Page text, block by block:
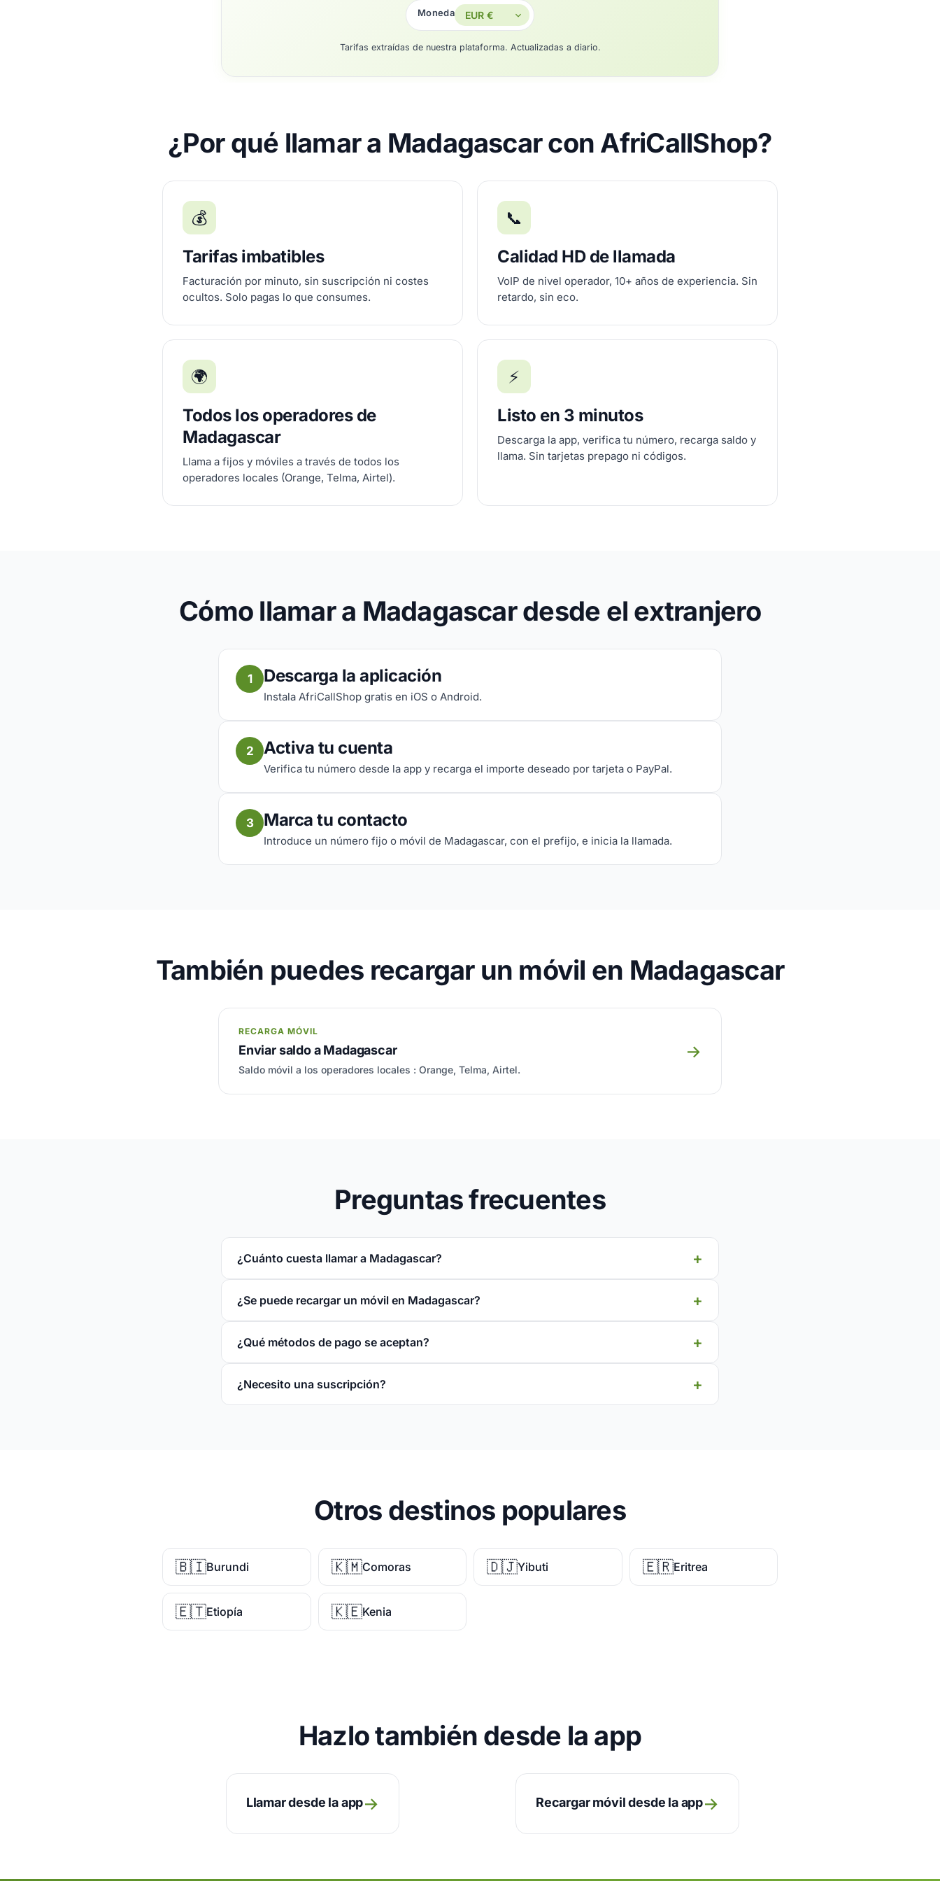
Moneda
Tarifas extraídas de nuestra plataforma. Actualizadas a diario.
¿Por qué llamar a Madagascar con AfriCallShop?
💰
Tarifas imbatibles
Facturación por minuto, sin suscripción ni costes
ocultos. Solo pagas lo que consumes.
📞
Calidad HD de llamada
VoIP de nivel operador, 10+ años de experiencia. Sin
retardo, sin eco.
🌍
Todos los operadores de
Madagascar
Llama a fijos y móviles a través de todos los
operadores locales (Orange, Telma, Airtel).
⚡
Listo en 3 minutos
Descarga la app, verifica tu número, recarga saldo y
llama. Sin tarjetas prepago ni códigos.
Cómo llamar a Madagascar desde el extranjero
1 Descarga la aplicación
Instala AfriCallShop gratis en iOS o Android.
2 Activa tu cuenta
Verifica tu número desde la app y recarga el importe deseado por tarjeta o PayPal.
3 Marca tu contacto
Introduce un número fijo o móvil de Madagascar, con el prefijo, e inicia la llamada.
También puedes recargar un móvil en Madagascar
RECARGA MÓVIL
Enviar saldo a Madagascar
Saldo móvil a los operadores locales : Orange, Telma, Airtel.
→
Preguntas frecuentes
¿Cuánto cuesta llamar a Madagascar?
¿Se puede recargar un móvil en Madagascar?
¿Qué métodos de pago se aceptan?
¿Necesito una suscripción?
Otros destinos populares
🇧🇮Burundi 🇰🇲Comoras 🇩🇯Yibuti 🇪🇷Eritrea
🇪🇹Etiopía 🇰🇪Kenia
Hazlo también desde la app
Llamar desde la app→ Recargar móvil desde la app→